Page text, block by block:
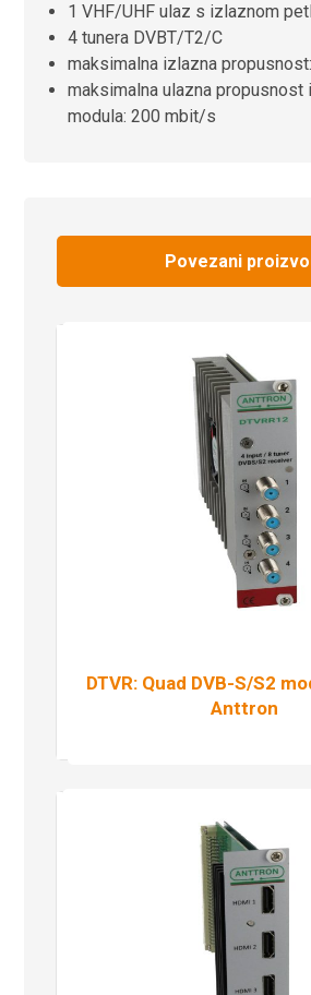
1 VHF/UHF ulaz s izlaznom
4 tunera DVBT/T2/C
maksimalna izlazna
maksimalna ulazna propusnost
modula: 200 mbit/s
Povezani
DTVR: Quad DVB-S/S2
Anttron